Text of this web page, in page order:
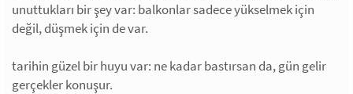
unuttukları bir şey var: balkonlar sadece yükselmek için
değil, düşmek için de var.
tarihin güzel bir huyu var: ne kadar bastırsan da, gün gelir
gerçekler konuşur.